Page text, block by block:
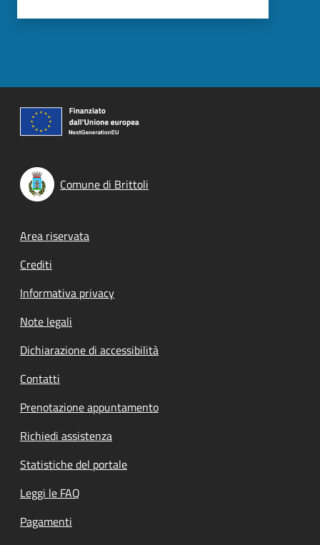
Comune di Brittoli
Footer menu
Area riservata
Crediti
Informativa privacy
Note legali
Dichiarazione di accessibilità
Contatti
Prenotazione appuntamento
Richiedi assistenza
Statistiche del portale
Leggi le FAQ
Pagamenti